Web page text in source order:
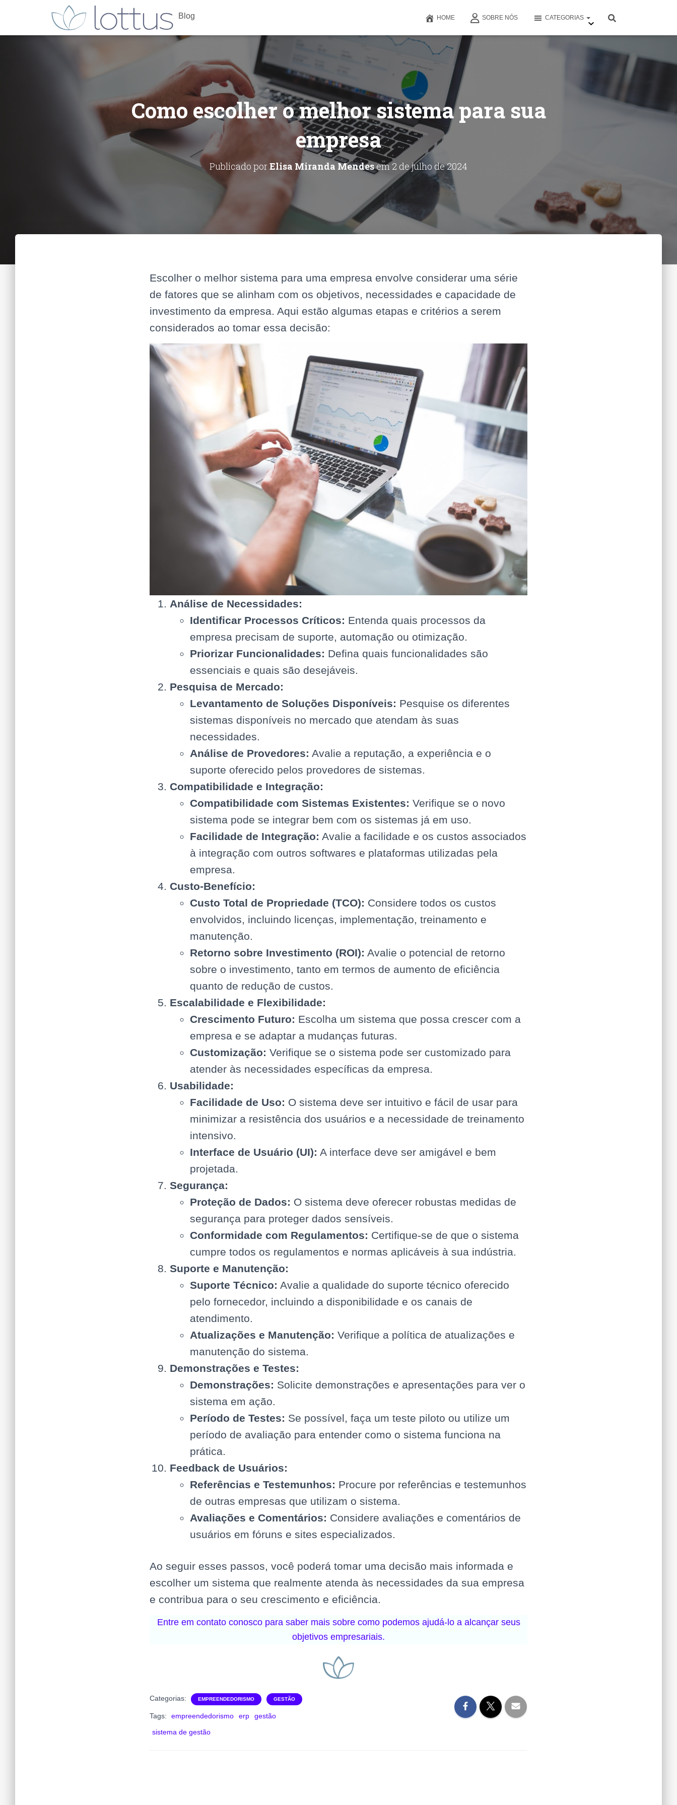
Blog HOME SOBRE NÓS CATEGORIAS
Como escolher o melhor sistema para sua
empresa
Publicado porElisa Miranda Mendesem2 de julho de 2024
Escolher o melhor sistema para uma empresa envolve considerar uma série
de fatores que se alinham com os objetivos, necessidades e capacidade de
investimento da empresa. Aqui estão algumas etapas e critérios a serem
considerados ao tomar essa decisão:
Análise de Necessidades:
Identificar Processos Críticos: Entenda quais processos da
empresa precisam de suporte, automação ou otimização.
Priorizar Funcionalidades: Defina quais funcionalidades são
essenciais e quais são desejáveis.
Pesquisa de Mercado:
Levantamento de Soluções Disponíveis: Pesquise os diferentes
sistemas disponíveis no mercado que atendam às suas
necessidades.
Análise de Provedores: Avalie a reputação, a experiência e o
suporte oferecido pelos provedores de sistemas.
Compatibilidade e Integração:
Compatibilidade com Sistemas Existentes: Verifique se o novo
sistema pode se integrar bem com os sistemas já em uso.
Facilidade de Integração: Avalie a facilidade e os custos associados
à integração com outros softwares e plataformas utilizadas pela
empresa.
Custo-Benefício:
Custo Total de Propriedade (TCO): Considere todos os custos
envolvidos, incluindo licenças, implementação, treinamento e
manutenção.
Retorno sobre Investimento (ROI): Avalie o potencial de retorno
sobre o investimento, tanto em termos de aumento de eficiência
quanto de redução de custos.
Escalabilidade e Flexibilidade:
Crescimento Futuro: Escolha um sistema que possa crescer com a
empresa e se adaptar a mudanças futuras.
Customização: Verifique se o sistema pode ser customizado para
atender às necessidades específicas da empresa.
Usabilidade:
Facilidade de Uso: O sistema deve ser intuitivo e fácil de usar para
minimizar a resistência dos usuários e a necessidade de treinamento
intensivo.
Interface de Usuário (UI): A interface deve ser amigável e bem
projetada.
Segurança:
Proteção de Dados: O sistema deve oferecer robustas medidas de
segurança para proteger dados sensíveis.
Conformidade com Regulamentos: Certifique-se de que o sistema
cumpre todos os regulamentos e normas aplicáveis à sua indústria.
Suporte e Manutenção:
Suporte Técnico: Avalie a qualidade do suporte técnico oferecido
pelo fornecedor, incluindo a disponibilidade e os canais de
atendimento.
Atualizações e Manutenção: Verifique a política de atualizações e
manutenção do sistema.
Demonstrações e Testes:
Demonstrações: Solicite demonstrações e apresentações para ver o
sistema em ação.
Período de Testes: Se possível, faça um teste piloto ou utilize um
período de avaliação para entender como o sistema funciona na
prática.
Feedback de Usuários:
Referências e Testemunhos: Procure por referências e testemunhos
de outras empresas que utilizam o sistema.
Avaliações e Comentários: Considere avaliações e comentários de
usuários em fóruns e sites especializados.
Ao seguir esses passos, você poderá tomar uma decisão mais informada e
escolher um sistema que realmente atenda às necessidades da sua empresa
e contribua para o seu crescimento e eficiência.
Entre em contato conosco para saber mais sobre como podemos ajudá-lo a alcançar seus
objetivos empresariais.
Categorias: EMPREENDEDORISMO GESTÃO
Tags: empreendedorismo erp
gestão
sistema de gestão